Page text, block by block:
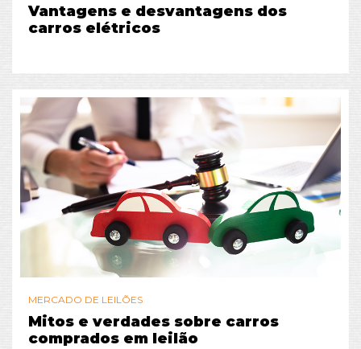
Vantagens e desvantagens dos
carros elétricos
MERCADO DE LEILÕES
Mitos e verdades sobre carros
comprados em leilão